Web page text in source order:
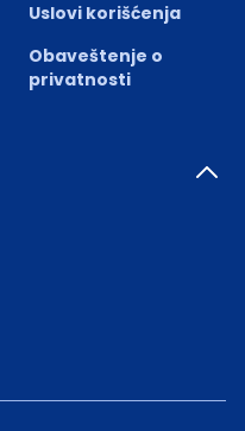
Uslovi korišćenja
Obaveštenje o
privatnosti